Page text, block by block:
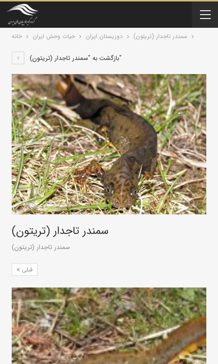
خانه حیات وحش ایران دوزیستان ایران سمندر تاجدار (تریتون)
بازگشت به "سمندر تاجدار (تریتون)"
سمندر تاجدار (تریتون)
سمندر تاجدار (تریتون)
قبلی